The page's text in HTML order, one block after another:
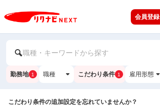
会員登録
職種・キーワードから探す
勤務地 1 職種 こだわり条件 1 雇用形態
こだわり条件の追加設定を忘れていませんか？